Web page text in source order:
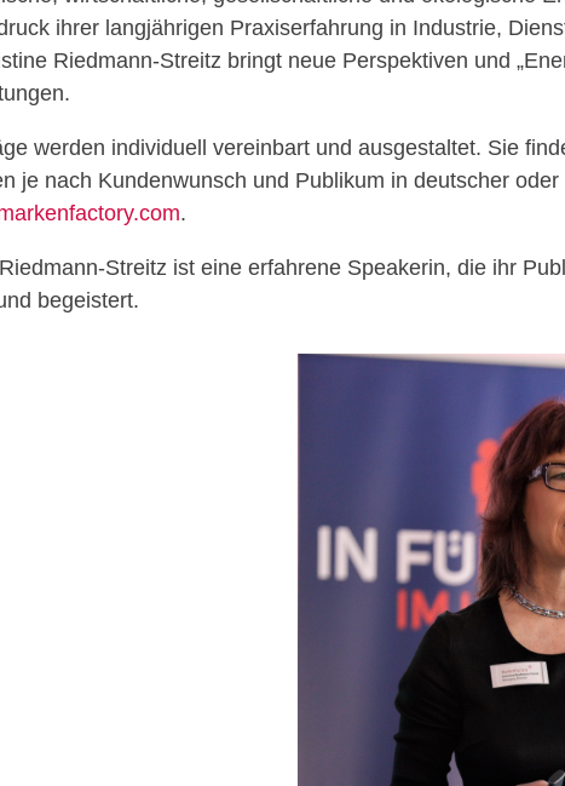
ihrer langjährigen Praxiserfahrung in Industrie,
Riedmann-Streitz bringt neue Perspektiven und
werden individuell vereinbart und ausgestaltet. Sie
je nach Kundenwunsch und Publikum in deutscher
.
Streitz ist eine erfahrene Speakerin, die ihr
begeistert.